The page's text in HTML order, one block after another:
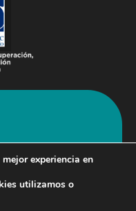
experiencia en
utilizamos o